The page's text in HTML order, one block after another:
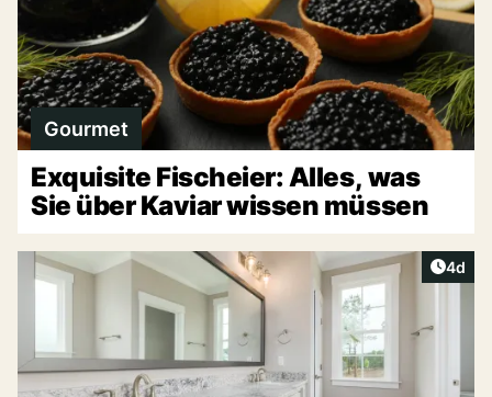
Gourmet
Exquisite Fischeier: Alles, was
Sie über Kaviar wissen müssen
4d